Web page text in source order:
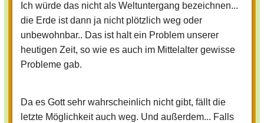
Ich würde das nicht als Weltuntergang bezeichnen...
die Erde ist dann ja nicht plötzlich weg oder
unbewohnbar.. Das ist halt ein Problem unserer
heutigen Zeit, so wie es auch im Mittelalter gewisse
Probleme gab.
Da es Gott sehr wahrscheinlich nicht gibt, fällt die
letzte Möglichkeit auch weg. Und außerdem... Falls